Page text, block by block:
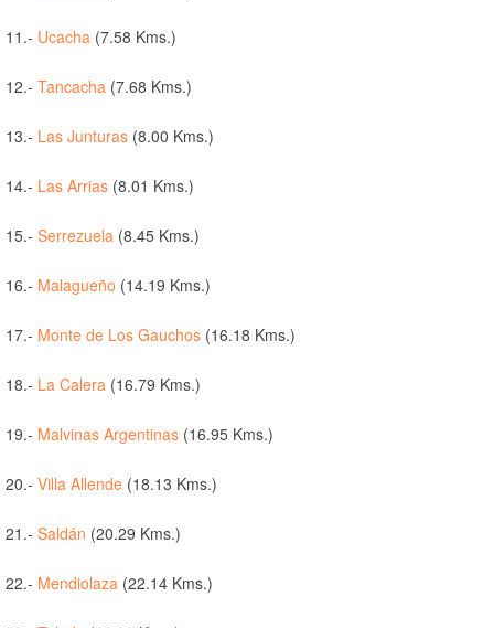
11.- Ucacha (7.58 Kms.)
12.- Tancacha (7.68 Kms.)
13.- Las Junturas (8.00 Kms.)
14.- Las Arrias (8.01 Kms.)
15.- Serrezuela (8.45 Kms.)
16.- Malagueño (14.19 Kms.)
17.- Monte de Los Gauchos (16.18 Kms.)
18.- La Calera (16.79 Kms.)
19.- Malvinas Argentinas (16.95 Kms.)
20.- Villa Allende (18.13 Kms.)
21.- Saldán (20.29 Kms.)
22.- Mendiolaza (22.14 Kms.)